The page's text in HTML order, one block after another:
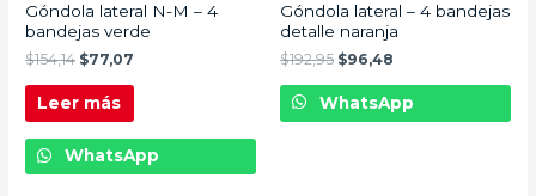
Góndola lateral N-M – 4
bandejas verde
$154,14 $77,07
Leer más
WhatsApp
Góndola lateral – 4 bandejas
detalle naranja
$192,95 $96,48
WhatsApp